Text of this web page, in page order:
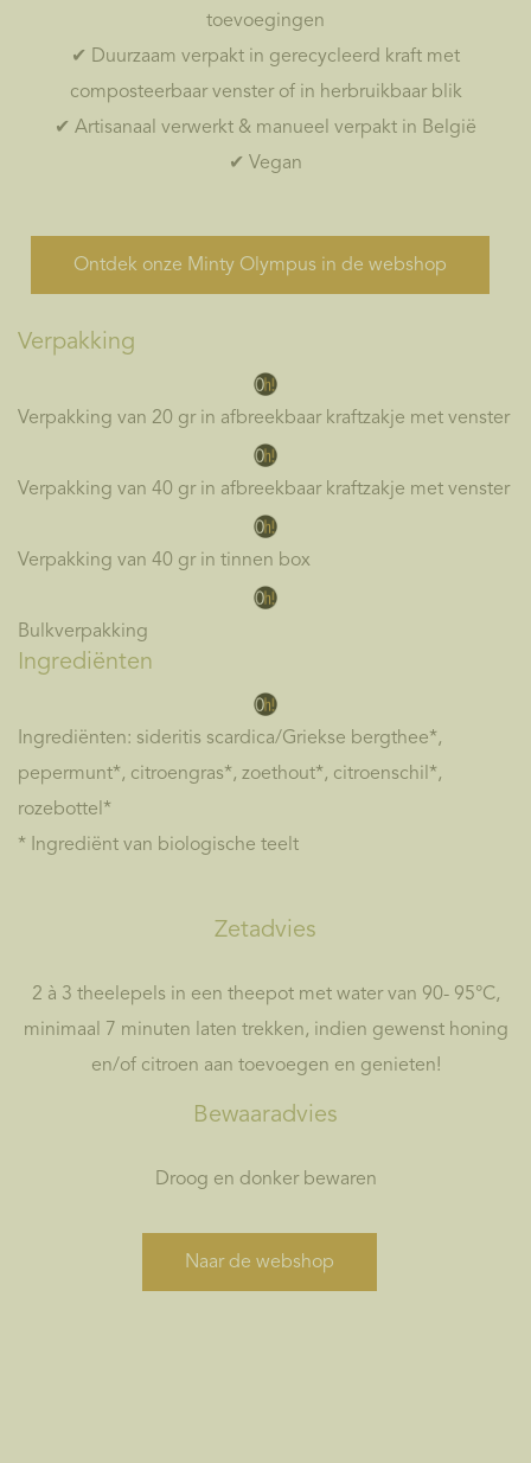
toevoegingen
✔ Duurzaam verpakt in gerecycleerd kraft met
composteerbaar venster of in herbruikbaar blik
✔ Artisanaal verwerkt & manueel verpakt in België
✔ Vegan
Ontdek onze Minty Olympus in de webshop
Verpakking
Verpakking van 20 gr in afbreekbaar kraftzakje met venster
Verpakking van 40 gr in afbreekbaar kraftzakje met venster
Verpakking van 40 gr in tinnen box
Bulkverpakking
Ingrediënten
Ingrediënten: sideritis scardica/Griekse bergthee*,
pepermunt*, citroengras*, zoethout*, citroenschil*,
rozebottel*
* Ingrediënt van biologische teelt
Zetadvies
2 à 3 theelepels in een theepot met water van 90- 95°C,
minimaal 7 minuten laten trekken, indien gewenst honing
en/of citroen aan toevoegen en genieten!
Bewaaradvies
Droog en donker bewaren
Naar de webshop